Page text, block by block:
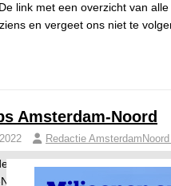
link met een overzicht van
en vergeet ons niet te
Amsterdam-Noord
Redactie
zijn er Wijkclubs en deze
toegankelijk voor